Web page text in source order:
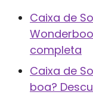
Caixa de
completa
Caixa de
boa?